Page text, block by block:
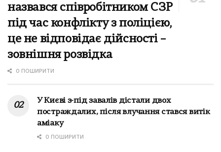
назвався співробітником СЗР
під час конфлікту з поліцією,
це не відповідає дійсності –
зовнішня розвідка
0 ПОШИРИТИ
У Києві з-під завалів дістали двох
постраждалих, після влучання стався витік
аміаку
0 ПОШИРИТИ